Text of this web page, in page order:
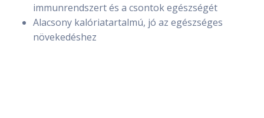
immunrendszert és a csontok egészségét
Alacsony kalóriatartalmú, jó az egészséges
növekedéshez